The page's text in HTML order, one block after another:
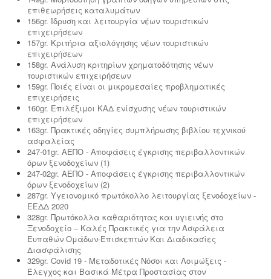
επιθεωρήσεις καταλυμάτων
156gr. Ίδρυση και λειτουργία νέων τουριστικών
επιχειρήσεων
157gr. Κριτήρια αξιολόγησης νέων τουριστικών
επιχειρήσεων
158gr. Ανάλυση κριτηρίων χρηματοδότησης νέων
τουριστικών επιχειρήσεων
159gr. Ποιές είναι οι μικρομεσαίες προβληματικές
επιχειρήσεις
160gr. Επιλέξιμοι ΚΑΔ ενίσχυσης νέων τουριστικών
επιχειρήσεων
163gr. Πρακτικές οδηγίες συμπλήρωσης βιβλίου τεχνικού
ασφαλείας
247-01gr. ΑΕΠΟ - Αποφάσεις έγκρισης περιβαλλοντικών
όρων ξενοδοχείων (1)
247-02gr. ΑΕΠΟ - Αποφάσεις έγκρισης περιβαλλοντικών
όρων ξενοδοχείων (2)
287gr. Υγειονομικό πρωτόκολλο λειτουργίας ξενοδοχείων -
ΕΕΔΔ 2020
328gr. Πρωτόκολλα καθαριότητας και υγιεινής στο
Ξενοδοχείο – Καλές Πρακτικές για την Ασφάλεια
Ευπαθών Ομάδων-Επισκεπτών Και Διαδικασίες
Διασφάλισης
329gr. Covid 19 - Μεταδοτικές Νόσοι και Λοιμώξεις -
Έλεγχος και Βασικά Μέτρα Προστασίας στον